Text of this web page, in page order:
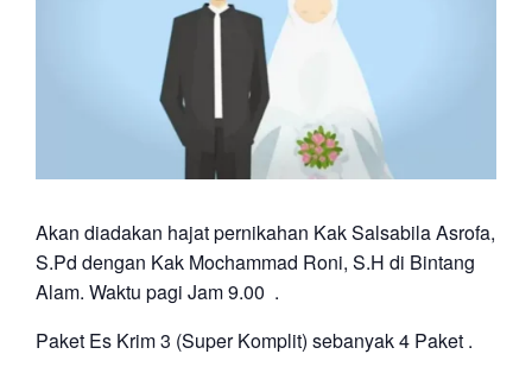
Akan diadakan hajat pernikahan Kak Salsabila Asrofa,
S.Pd dengan Kak Mochammad Roni, S.H di Bintang
Alam. Waktu pagi Jam 9.00 .
Paket Es Krim 3 (Super Komplit) sebanyak 4 Paket .